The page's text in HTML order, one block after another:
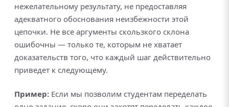
нежелательному результату, не предоставляя
адекватного обоснования неизбежности этой
цепочки. Не все аргументы скользкого склона
ошибочны — только те, которым не хватает
доказательств того, что каждый шаг действительно
приведет к следующему.
Пример: Если мы позволим студентам переделать